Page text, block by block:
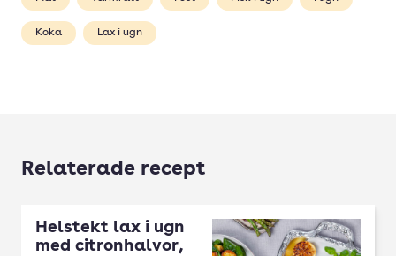
Koka Lax i ugn
Relaterade recept
Helstekt lax i ugn
med citronhalvor,